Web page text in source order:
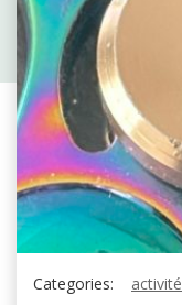
Categories:
activité